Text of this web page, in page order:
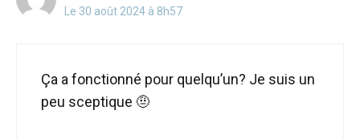
Le 30 août 2024 à 8h57
Ça a fonctionné pour quelqu’un? Je suis un
peu sceptique 🤨